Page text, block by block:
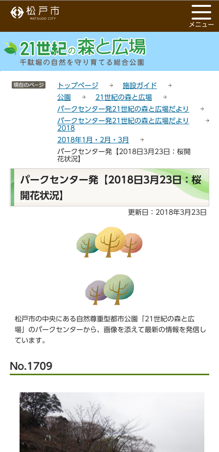
ー
ジ
先
メ
ニ
ー
メニュー
サイトメニューここまで
トップページ
施設ガイド
公園
21世紀の森と広場
パークセンター発21世紀の森と広場だより
パークセンター発21世紀の森と広場だより
2018
2018年1月・2月・3月
パークセンター発【2018日3月23日：桜開
花状況】
文
こ
パークセンター発【2018日3月23日：桜
開花状況】
更新日：2018年3月23日
松戸市の中央にある自然尊重型都市公園「21世紀の森と広
場」のパークセンターから、画像を添えて最新の情報を発信し
ています。
No.1709